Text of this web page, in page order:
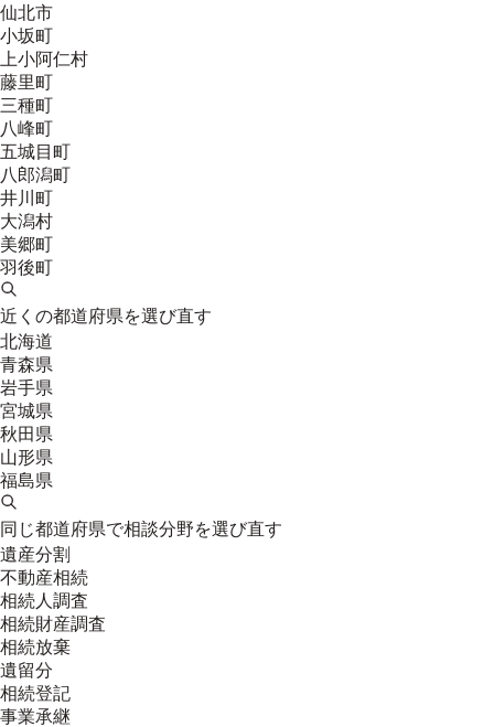
仙北市
小坂町
上小阿仁村
藤里町
三種町
八峰町
五城目町
八郎潟町
井川町
大潟村
美郷町
羽後町
近くの都道府県を選び直す
北海道
青森県
岩手県
宮城県
秋田県
山形県
福島県
同じ都道府県で相談分野を選び直す
遺産分割
不動産相続
相続人調査
相続財産調査
相続放棄
遺留分
相続登記
事業承継